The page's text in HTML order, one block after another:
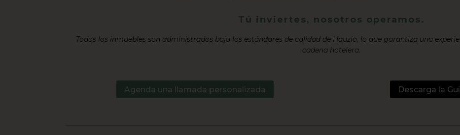
Tú inviertes, nosotros operamos.
Todos los inmuebles son administrados bajo los estándares de calidad de Hauzio, lo que garantiza una
cadena hotelera.
Agenda una llamada personalizada Descarga la